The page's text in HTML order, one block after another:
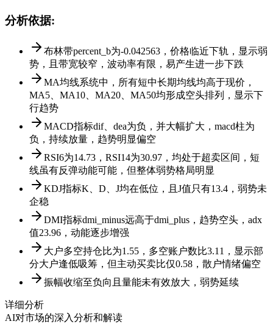
分析依据:
布林带percent_b为-0.042563，价格临近下轨，显示弱
势，且带宽较窄，波动率有限，易产生进一步下跌
MA均线系统中，所有短中长期均线均高于现价，
MA5、MA10、MA20、MA50均形成空头排列，显示下
行趋势
MACD指标dif、dea为负，并大幅扩大，macd柱为
负，持续放量，趋势明显偏空
RSI6为14.73，RSI14为30.97，均处于超卖区间，短
线虽有反弹动能可能，但整体弱势格局明显
KDJ指标K、D、J均在低位，且J值只有13.4，弱势未
企稳
DMI指标dmi_minus远高于dmi_plus，趋势空头，adx
值23.96，动能逐步增强
大户多空持仓比为1.55，多空账户数比3.11，显示部
分大户逢低吸筹，但主动买卖比仅0.58，散户情绪偏空
振幅收缩至负向且量能未有效放大，弱势延续
详细分析
AI对市场的深入分析和解读